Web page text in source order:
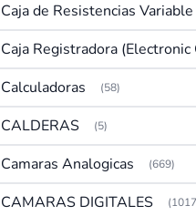
Caja de Resistencias Variable
Calculadoras (58)
CALDERAS (5)
Camaras Analogicas (669)
CAMARAS DIGITALES